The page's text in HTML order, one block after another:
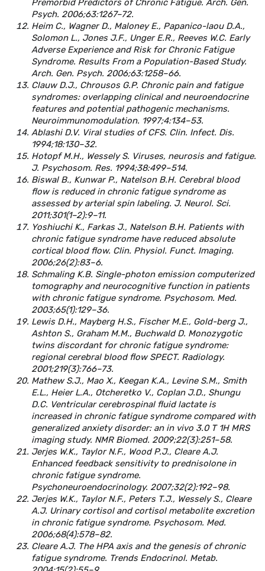
Premorbid Predictors of Chronic Fatigue. Arch. Gen.
Psych. 2006;63:1267–72.
Heim C., Wagner D., Maloney E., Papanico-laou D.A.,
Solomon L., Jones J.F., Unger E.R., Reeves W.C. Early
Adverse Experience and Risk for Chronic Fatigue
Syndrome. Results From a Population-Based Study.
Arch. Gen. Psych. 2006;63:1258–66.
Clauw D.J., Chrousos G.P. Chronic pain and fatigue
syndromes: overlapping clinical and neuroendocrine
features and potential pathogenic mechanisms.
Neuroimmunomodulation. 1997;4:134–53.
Ablashi D.V. Viral studies of CFS. Clin. Infect. Dis.
1994;18:130–32.
Hotopf M.H., Wessely S. Viruses, neurosis and fatigue.
J. Psychosom. Res. 1994;38:499–514.
Biswal B., Kunwar P., Natelson B.H. Cerebral blood
flow is reduced in chronic fatigue syndrome as
assessed by arterial spin labeling. J. Neurol. Sci.
2011;301(1–2):9–11.
Yoshiuchi K., Farkas J., Natelson B.H. Patients with
chronic fatigue syndrome have reduced absolute
cortical blood flow. Clin. Physiol. Funct. Imaging.
2006;26(2):83–6.
Schmaling K.B. Single-photon emission computerized
tomography and neurocognitive function in patients
with chronic fatigue syndrome. Psychosom. Med.
2003;65(1):129–36.
Lewis D.H., Mayberg H.S., Fischer M.E., Gold-berg J.,
Ashton S., Graham M.M., Buchwald D. Monozygotic
twins discordant for chronic fatigue syndrome:
regional cerebral blood flow SPECT. Radiology.
2001;219(3):766–73.
Mathew S.J., Mao X., Keegan K.A., Levine S.M., Smith
E.L., Heier L.A., Otcheretko V., Coplan J.D., Shungu
D.C. Ventricular cerebrospinal fluid lactate is
increased in chronic fatigue syndrome compared with
generalized anxiety disorder: an in vivo 3.0 T 1H MRS
imaging study. NMR Biomed. 2009;22(3):251–58.
Jerjes W.K., Taylor N.F., Wood P.J., Cleare A.J.
Enhanced feedback sensitivity to prednisolone in
chronic fatigue syndrome.
Psychoneuroendocrinology. 2007;32(2):192–98.
Jerjes W.K., Taylor N.F., Peters T.J., Wessely S., Cleare
A.J. Urinary cortisol and cortisol metabolite excretion
in chronic fatigue syndrome. Psychosom. Med.
2006;68(4):578–82.
Cleare A.J. The HPA axis and the genesis of chronic
fatigue syndrome. Trends Endocrinol. Metab.